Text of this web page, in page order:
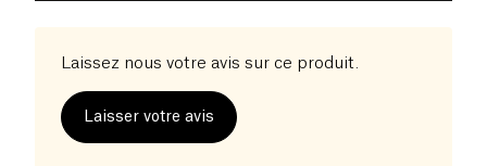
Laissez nous votre avis sur ce produit.
Laisser votre avis